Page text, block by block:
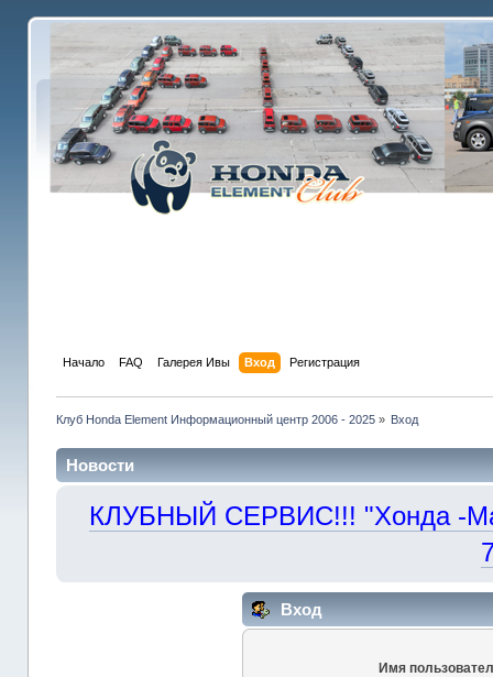
Начало FAQ Галерея Ивы Вход Регистрация
Клуб Honda Element Информационный центр 2006 - 2025» Вход
Новости
КЛУБНЫЙ СЕРВИС!!! "Хонда -
Вход
Имя